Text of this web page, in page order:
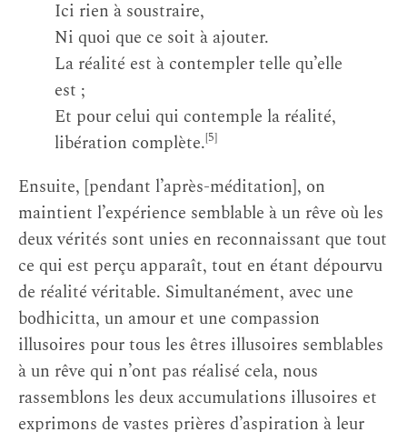
Ici rien à soustraire,
Ni quoi que ce soit à ajouter.
La réalité est à contempler telle qu’elle
est ;
Et pour celui qui contemple la réalité,
libération complète.[5]
Ensuite, [pendant l’après-méditation], on
maintient l’expérience semblable à un rêve où les
deux vérités sont unies en reconnaissant que tout
ce qui est perçu apparaît, tout en étant dépourvu
de réalité véritable. Simultanément, avec une
bodhicitta, un amour et une compassion
illusoires pour tous les êtres illusoires semblables
à un rêve qui n’ont pas réalisé cela, nous
rassemblons les deux accumulations illusoires et
exprimons de vastes prières d’aspiration à leur